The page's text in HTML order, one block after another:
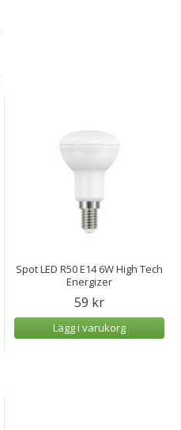
Spot LED R50 E14 6W High Tech
Energizer
59 kr
Lägg i varukorg